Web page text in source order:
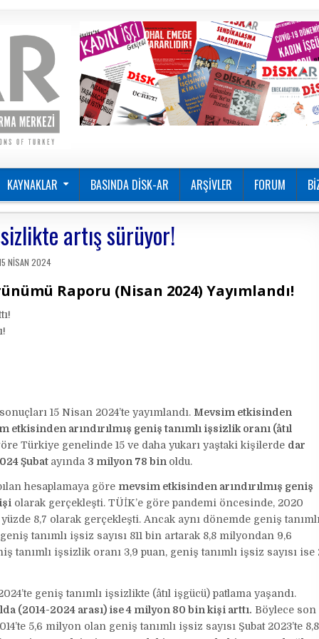
KAYNAKLAR BASINDA DİSK-AR ARŞIVLER FORUM
artış sürüyor!
NISAN 2024
Raporu (Nisan 2024) Yayımlandı!
15 Nisan 2024’te yayımlandı. Mevsim etkisinden
etkisinden arındırılmış geniş tanımlı işsizlik oranı (âtıl
Türkiye genelinde 15 ve daha yukarı yaştaki kişilerde dar
Şubat ayında 3 milyon 78 bin oldu.
hesaplamaya göre mevsim etkisinden arındırılmış geniş
olarak gerçekleşti. TÜİK’e göre pandemi öncesinde, 2020
yüzde 8,7 olarak gerçekleşti. Ancak aynı dönemde geniş
tanımlı işsiz sayısı 811 bin artarak 8,8 milyondan 9,6
tanımlı işsizlik oranı 3,9 puan, geniş tanımlı işsiz sayısı ise
geniş tanımlı işsizlikte (âtıl işgücü) patlama yaşandı.
(2014-2024 arası) ise 4 milyon 80 bin kişi arttı. Böylece son
5,6 milyon olan geniş tanımlı işsiz sayısı Şubat 2023’te 8,8